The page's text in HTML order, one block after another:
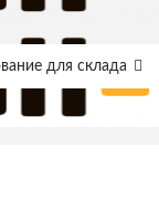
для склада